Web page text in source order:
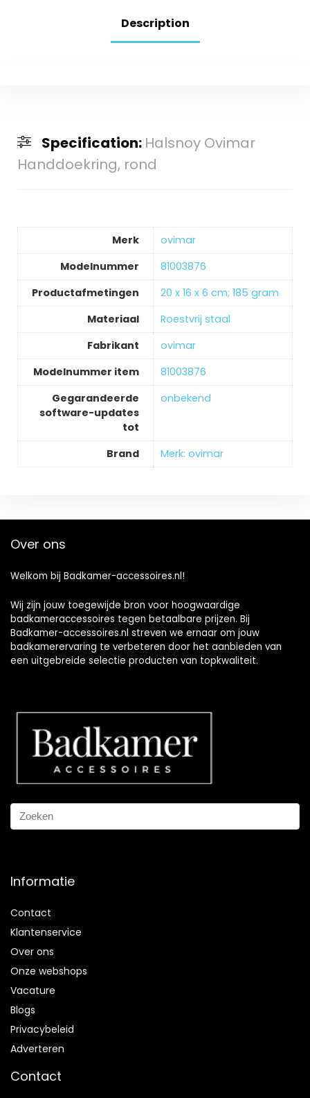
Description
Specification: Halsnoy Ovimar
Handdoekring, rond
Merk
‎ovimar
Modelnummer
‎81003876
Productafmetingen
‎20 x 16 x 6 cm; 185 gram
Materiaal
‎Roestvrij staal
Fabrikant
‎ovimar
Modelnummer item
‎81003876
Gegarandeerde
software-updates
tot
‎onbekend
Brand Merk: ovimar
Over ons
Welkom bij Badkamer-accessoires.nl!
Wij zijn jouw toegewijde bron voor hoogwaardige
badkameraccessoires tegen betaalbare prijzen. Bij
Badkamer-accessoires.nl streven we ernaar om jouw
badkamerervaring te verbeteren door het aanbieden van
een uitgebreide selectie producten van topkwaliteit.
Informatie
Contact
Klantenservice
Over ons
Onze webshops
Vacature
Blogs
Privacybeleid
Adverteren
Contact